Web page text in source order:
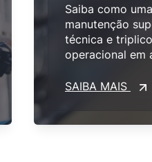
Saiba como
manutenção
técnica e
operacional em
SAIBA MAIS